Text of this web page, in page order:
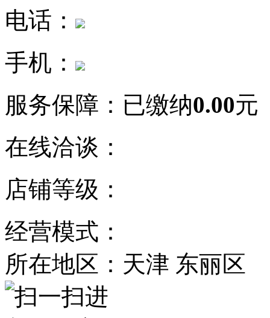
电话：
手机：
服务保障： 已缴纳0.00元
在线洽谈：
店铺等级：
经营模式：
所在地区：天津 东丽区